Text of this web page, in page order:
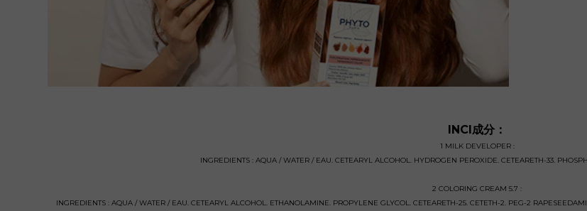
INCI成分：
1 MILK DEVELOPER :
INGREDIENTS : AQUA / WATER / EAU. CETEARYL ALCOHOL. HYDROGEN PEROXIDE. CETEARETH-33.
2 COLORING CREAM 5.7 :
INGREDIENTS : AQUA / WATER / EAU. CETEARYL ALCOHOL. ETHANOLAMINE. PROPYLENE GLYCOL. CETEARETH-25. CETETH-2. PEG-2